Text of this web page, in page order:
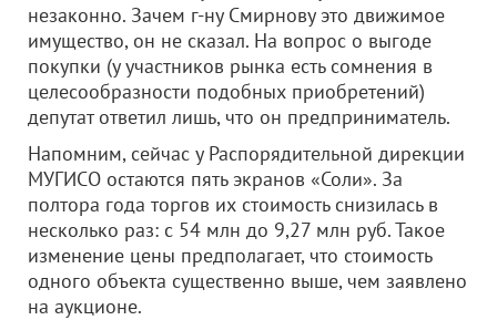
незаконно. Зачем г-ну Смирнову это движимое
имущество, он не сказал. На вопрос о выгоде
покупки (у участников рынка есть сомнения в
целесообразности подобных приобретений)
депутат ответил лишь, что он предприниматель.
Напомним, сейчас у Распорядительной дирекции
МУГИСО остаются пять экранов «Соли». За
полтора года торгов их стоимость снизилась в
несколько раз: с 54 млн до 9,27 млн руб. Такое
изменение цены предполагает, что стоимость
одного объекта существенно выше, чем заявлено
на аукционе.